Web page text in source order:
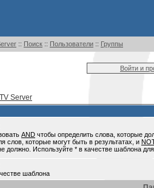
:: Поиск :: Пользователи :: Группы
Войти и
Server
AND чтобы определить слова, которые
слов, которые могут быть в результатах, и
должно. Используйте * в качестве шаблона
шаблона